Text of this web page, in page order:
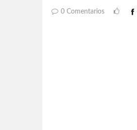
0 Comentarios